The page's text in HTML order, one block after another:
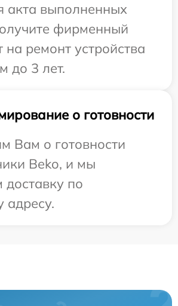
акта выполненных
фирменный
на ремонт устройства
до 3 лет.
о готовности
Вам о готовности
Beko, и мы
доставку по
адресу.